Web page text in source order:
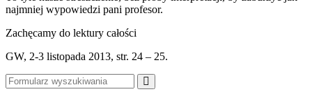
najmniej wypowiedzi pani profesor.
Zachęcamy do lektury całości
GW, 2-3 listopada 2013, str. 24 – 25.